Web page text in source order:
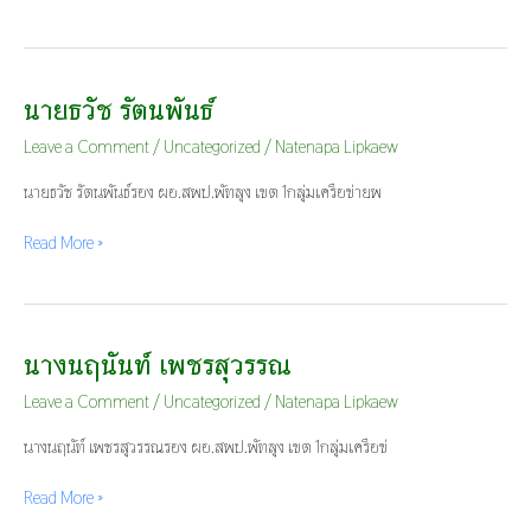
นายธวัช รัตนพันธ์
Leave a Comment / Uncategorized / Natenapa Lipkaew
นายธวัช รัตนพันธ์รอง ผอ.สพป.พัทลุง เขต 1กลุ่มเครือข่ายพ
นาย
รัตน
Read More »
นางนฤนันท์ เพชรสุวรรณ
Leave a Comment / Uncategorized / Natenapa Lipkaew
นางนฤนัท์ เพชรสุวรรณรอง ผอ.สพป.พัทลุง เขต 1กลุ่มเครือข่
นาง
นันท์
สุวรรณ
Read More »